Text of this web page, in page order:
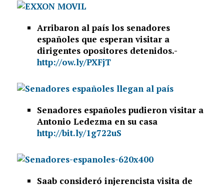
Arribaron al país los senadores
españoles que esperan visitar a
dirigentes opositores detenidos.-
http://ow.ly/PXFjT
Senadores españoles pudieron visitar a
Antonio Ledezma en su casa
http://bit.ly/1g722uS
Saab consideró injerencista visita de